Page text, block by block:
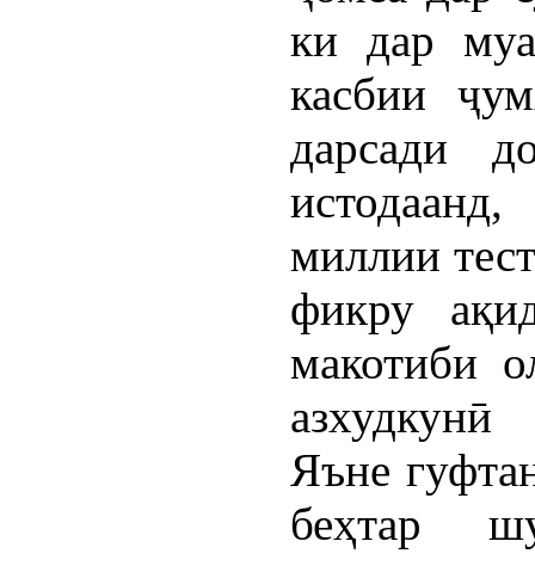
ки дар
касбии
дарсади
миллии
фикру
макотиби
Яъне
беҳтар